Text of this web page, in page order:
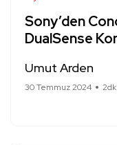
Sony’den
DualSense
Umut Arden
30 Temmuz 2024